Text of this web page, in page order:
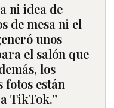
ni idea de
de mesa ni el
unos
el salón que
los
fotos están
TikTok.”